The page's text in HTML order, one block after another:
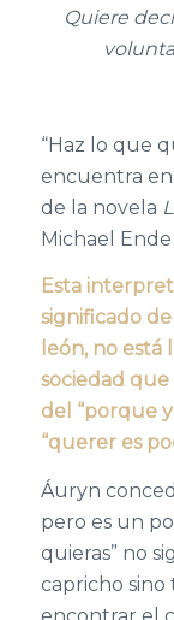
Quiere
“Haz lo que
encuentra
de la novela
Michael Ende
Esta
significado
león, no
sociedad que
del “porque
“querer es
Áuryn
pero es un
quieras” no
capricho sino